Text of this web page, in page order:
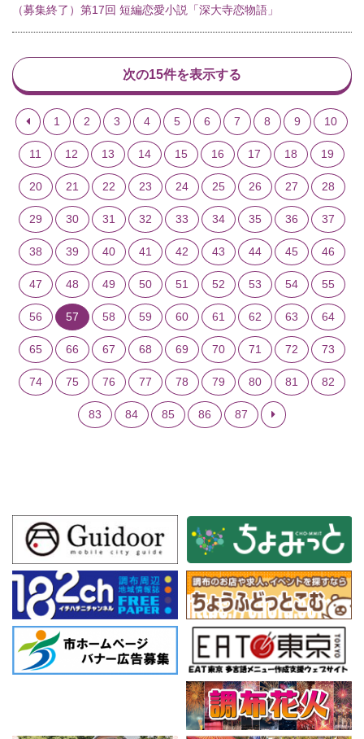
（募集終了）第17回 短編恋愛小説「深大寺恋物語」
次の15件を表示する
1 2 3 4 5 6 7 8 9 10
11 12 13 14 15 16 17 18 19
20 21 22 23 24 25 26 27 28
29 30 31 32 33 34 35 36 37
38 39 40 41 42 43 44 45 46
47 48 49 50 51 52 53 54 55
56 57 58 59 60 61 62 63 64
65 66 67 68 69 70 71 72 73
74 75 76 77 78 79 80 81 82
83 84 85 86 87